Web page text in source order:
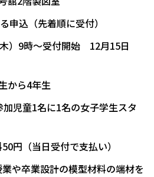
申込（先着順に受付）
～受付開始 12月15日
から4年生
児童1名に1名の女子学生スタ
円（当日受付で支払い）
卒業設計の模型材料の端材を